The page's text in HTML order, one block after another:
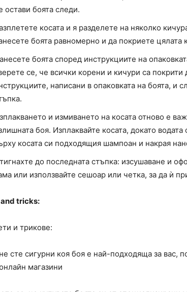
остави боята следи.
косата и я разделете на няколко
боята равномерно и да покриете цялата
боята според инструкциите на
се, че всички корени и кичури са
написани в опаковката на боята, и
и измиването на косата отново е
боя. Изплаквайте косата, докато
косата си подходящия шампоан и накрая
до последната стъпка: изсушаване и
или използвайте сешоар или четка, за да ѝ
tricks:
и трикове:
сте сигурни коя боя е най-подходяща за вас,
магазини